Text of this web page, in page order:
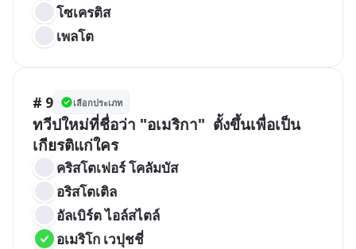
โซเครติส
เพลโต
# 9 เลือกประเภท
ทวีปใหม่ที่ชื่อว่า "อเมริกา"  ตั้งขึ้นเพื่อเป็น
เกียรติแก่ใคร
คริสโตเฟอร์ โคลัมบัส
อริสโตเติล
อัลเบิร์ต ไอล์สไตล์
อเมริโก เวปุชชี่